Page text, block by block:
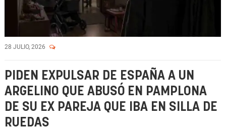
28 JULIO, 2026
PIDEN EXPULSAR DE ESPAÑA A UN
ARGELINO QUE ABUSÓ EN PAMPLONA
DE SU EX PAREJA QUE IBA EN SILLA DE
RUEDAS